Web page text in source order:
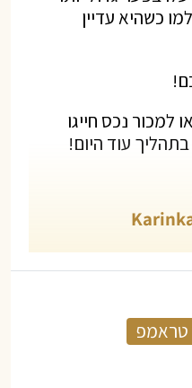
כשהיא עדיין
נכס חייגו
עוד היום!
טראמפ